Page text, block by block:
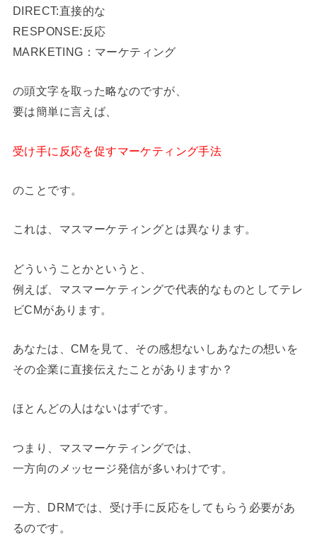
DIRECT:直接的な
RESPONSE:反応
MARKETING：マーケティング
の頭文字を取った略なのですが、
要は簡単に言えば、
受け手に反応を促すマーケティング手法
のことです。
これは、マスマーケティングとは異なります。
どういうことかというと、
例えば、マスマーケティングで代表的なものとしてテレ
ビCMがあります。
あなたは、CMを見て、その感想ないしあなたの想いを
その企業に直接伝えたことがありますか？
ほとんどの人はないはずです。
つまり、マスマーケティングでは、
一方向のメッセージ発信が多いわけです。
一方、DRMでは、受け手に反応をしてもらう必要があ
るのです。